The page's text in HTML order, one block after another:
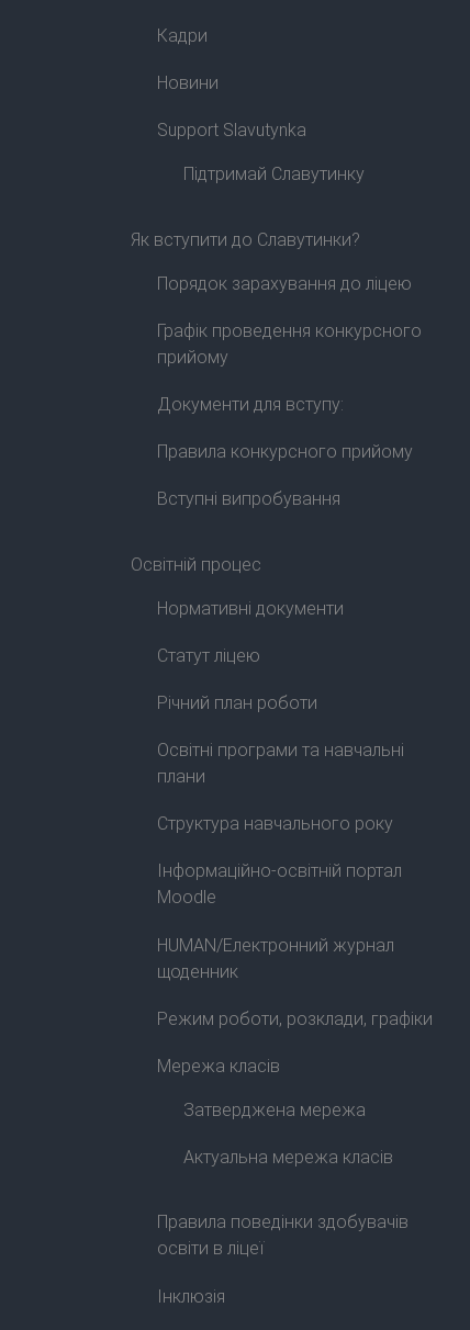
Кадри
Новини
Support Slavutynka
Підтримай Славутинку
Як вступити до Славутинки?
Порядок зарахування до ліцею
Графік проведення конкурсного
прийому
Документи для вступу:
Правила конкурсного прийому
Вступні випробування
Освітній процес
Нормативні документи
Статут ліцею
Річний план роботи
Освітні програми та навчальні
плани
Структура навчального року
Інформаційно-освітній портал
Moodle
HUMAN/Електронний журнал
щоденник
Режим роботи, розклади, графіки
Мережа класів
Затверджена мережа
Актуальна мережа класів
Правила поведінки здобувачів
освіти в ліцеї
Інклюзія